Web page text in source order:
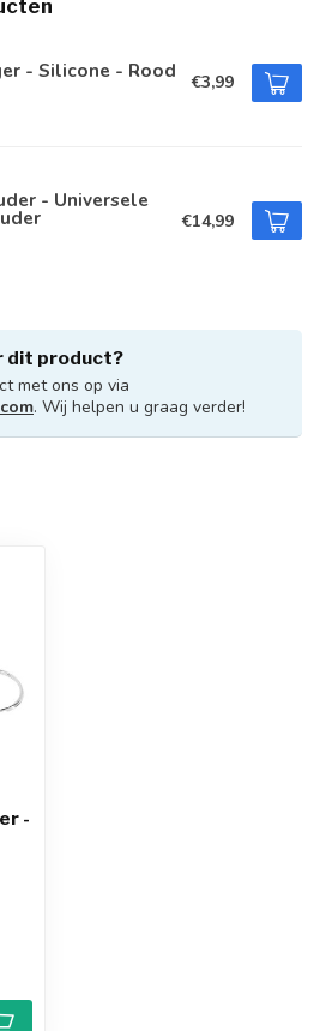
- Silicone - Rood €3,99
- Universele
€14,99
dit product?
met ons op via
. Wij helpen u graag verder!
-